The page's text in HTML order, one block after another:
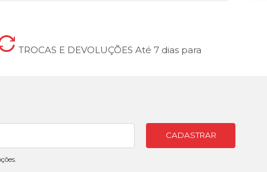
TROCAS E DEVOLUÇÕES Até 7 dias para
CADASTRAR